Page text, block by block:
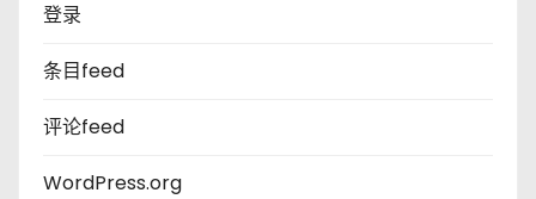
登录
条目feed
评论feed
WordPress.org